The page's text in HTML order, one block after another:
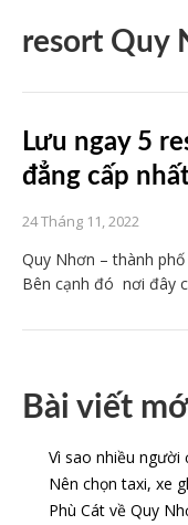
resort Quy
Lưu ngay 5
đẳng cấp
24 Tháng 11, 2022
Quy Nhơn – thành
Bên cạnh đó nơi đây
Bài viết
Vì sao nhiều người
Nên chọn taxi, xe
Phù Cát về Quy